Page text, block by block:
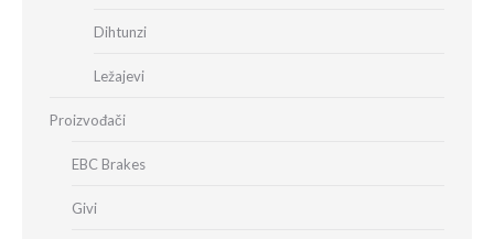
Dihtunzi
Ležajevi
Proizvođači
EBC Brakes
Givi